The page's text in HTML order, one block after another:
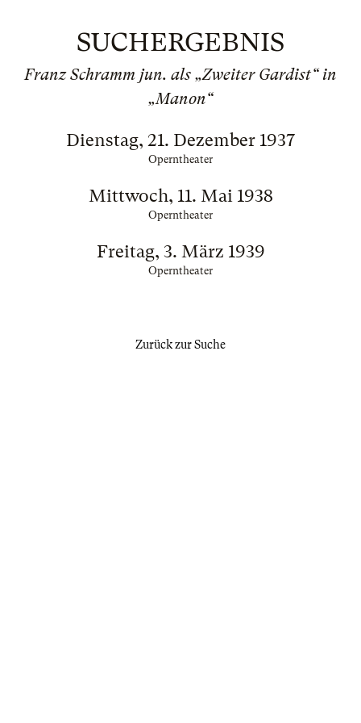
SUCHERGEBNIS
Franz Schramm jun. als „Zweiter Gardist“ in
„Manon“
Dienstag, 21. Dezember 1937
Operntheater
Mittwoch, 11. Mai 1938
Operntheater
Freitag, 3. März 1939
Operntheater
Zurück zur Suche